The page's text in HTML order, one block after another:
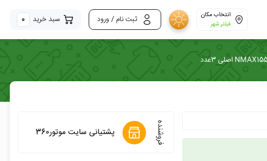
انتخاب مکان
فیلتر شهر
ثبت نام / ورود سبد خرید 0
فروشنده پشتیانی سایت موتور360